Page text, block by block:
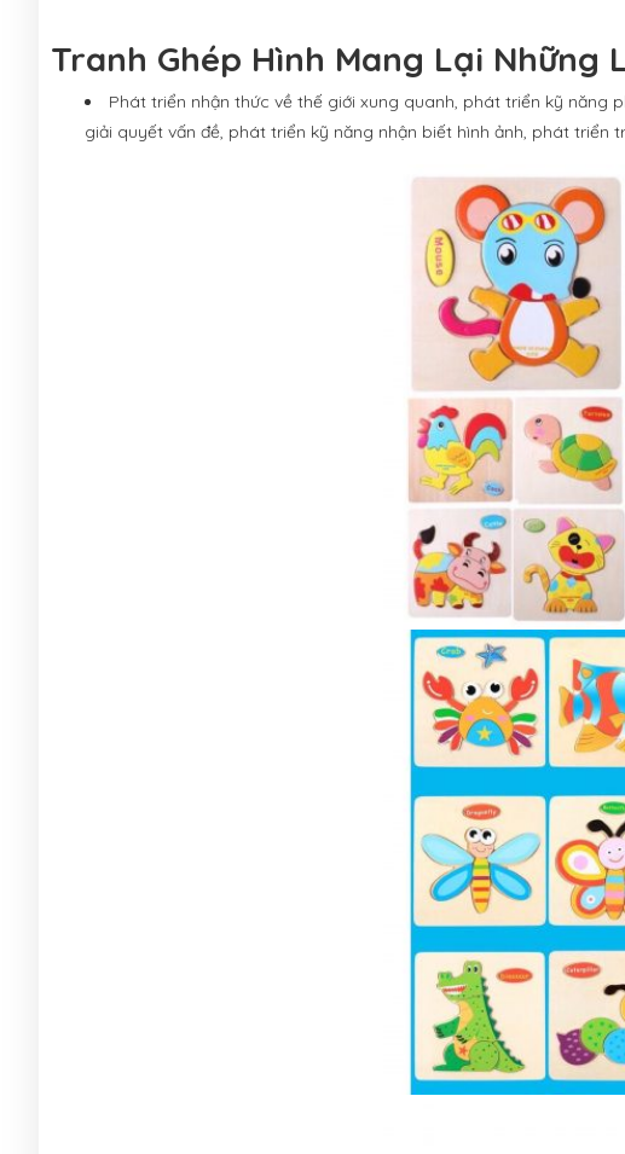
Tranh Ghép Hình Mang Lại Những
Phát triển nhận thức về thế giới xung quanh, phát triển kỹ
giải quyết vấn đề, phát triển kỹ năng nhận biết hình ảnh, phát triển